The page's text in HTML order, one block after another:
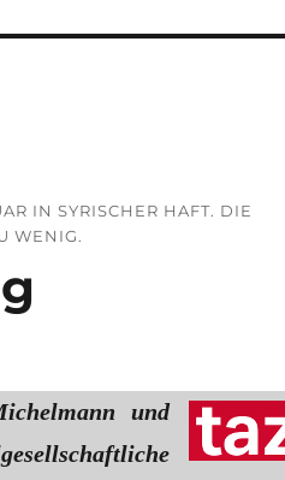
IN SYRISCHER HAFT. DIE
WENIG.
und